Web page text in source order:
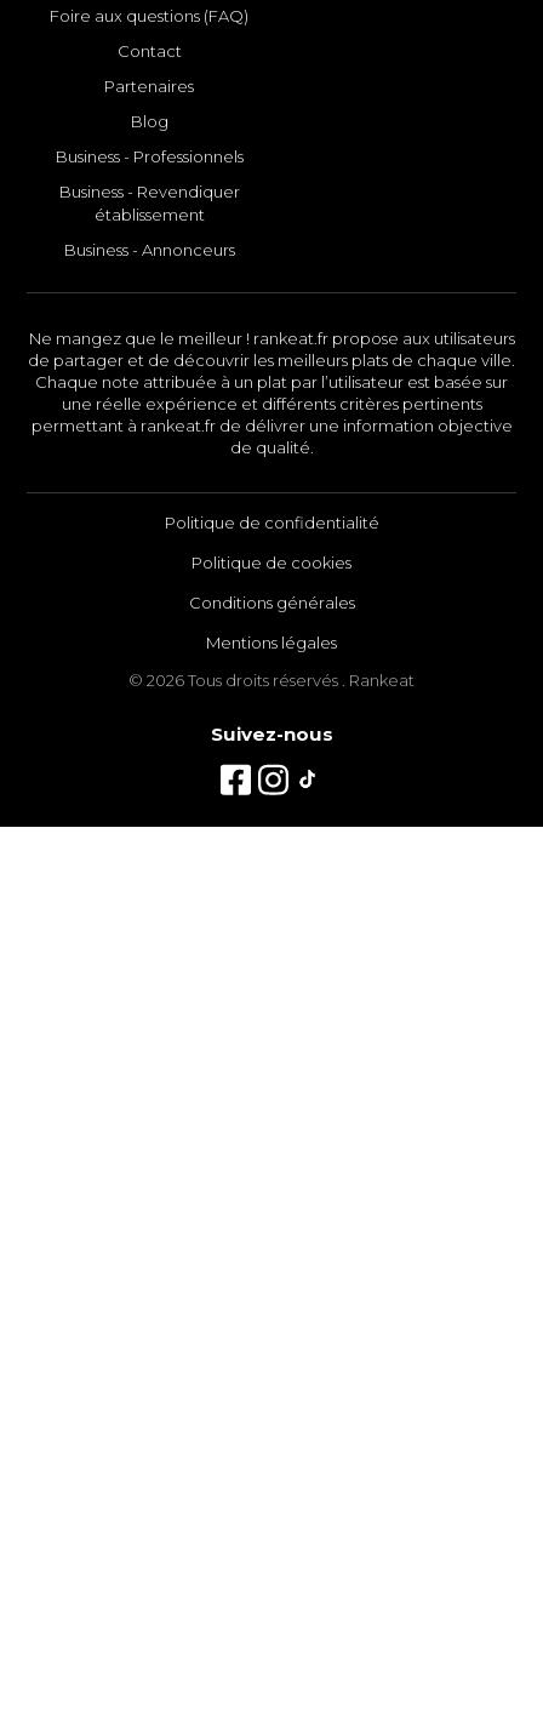
Foire aux questions (FAQ)
Contact
Partenaires
Blog
Business - Professionnels
Business - Revendiquer
établissement
Business - Annonceurs
Ne mangez que le meilleur ! rankeat.fr propose aux utilisateurs
de partager et de découvrir les meilleurs plats de chaque ville.
Chaque note attribuée à un plat par l’utilisateur est basée sur
une réelle expérience et différents critères pertinents
permettant à rankeat.fr de délivrer une information objective
de qualité.
Politique de confidentialité
Politique de cookies
Conditions générales
Mentions légales
© 2026 Tous droits réservés . Rankeat
Suivez-nous